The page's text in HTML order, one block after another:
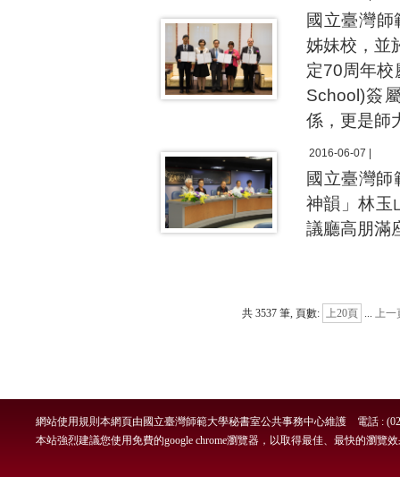
國立臺灣
姊妹校，並
定70周年
School)簽
係，更是師
2016-06-07 |
國立臺灣
神韻」林玉
議廳高朋滿
共 3537 筆, 頁數: 上20頁 ... 上一
本網頁由國立臺灣師範大學秘書室公共事務中心維護 電話 :
網站使用規則
本站強烈建議您使用免費的google chrome瀏覽器，以取得最佳、最快的瀏覽